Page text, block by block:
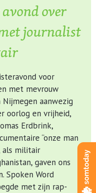
over
journalist
voor
met mevrouw
aanwezig
oorlog en vrijheid,
Erdbrink,
“onze man
als militair
gaven ons
Spoken Word
met zijn rap-